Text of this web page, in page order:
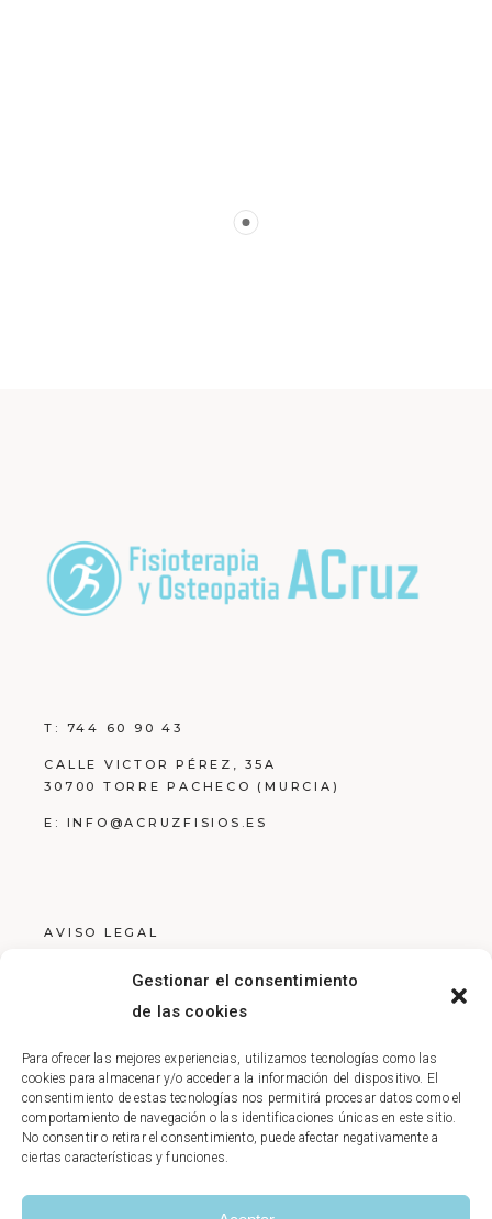
Gestionar el consentimiento
de las cookies
Para ofrecer las mejores experiencias, utilizamos tecnologías como las
cookies para almacenar y/o acceder a la información del dispositivo. El
consentimiento de estas tecnologías nos permitirá procesar datos como el
comportamiento de navegación o las identificaciones únicas en este sitio.
No consentir o retirar el consentimiento, puede afectar negativamente a
ciertas características y funciones.
T: 744 60 90 43
CALLE VICTOR PÉREZ, 35A
30700 TORRE PACHECO (MURCIA)
E: INFO@ACRUZFISIOS.ES
AVISO LEGAL
POLÍTICA DE COOKIES